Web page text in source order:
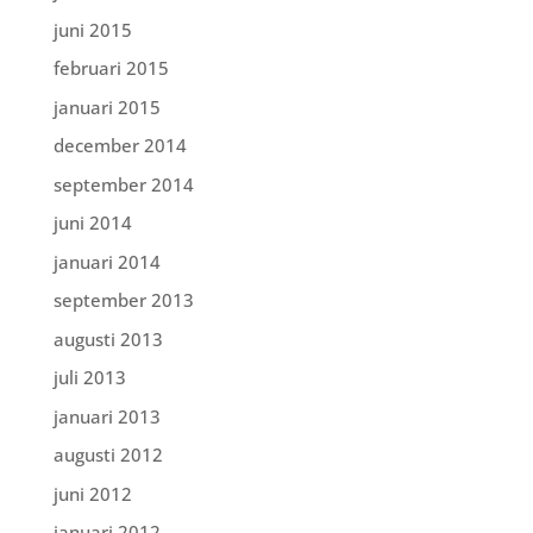
juni 2015
februari 2015
januari 2015
december 2014
september 2014
juni 2014
januari 2014
september 2013
augusti 2013
juli 2013
januari 2013
augusti 2012
juni 2012